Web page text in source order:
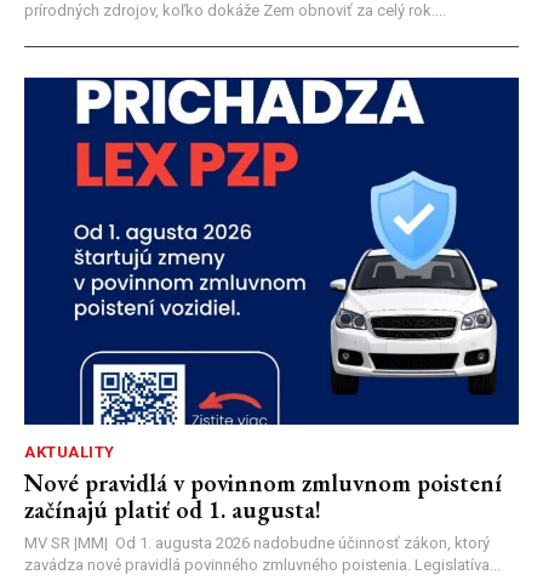
prírodných zdrojov, koľko dokáže Zem obnoviť za celý rok....
AKTUALITY
Nové pravidlá v povinnom zmluvnom poistení
začínajú platiť od 1. augusta!
MV SR |MM| Od 1. augusta 2026 nadobudne účinnosť zákon, ktorý
zavádza nové pravidlá povinného zmluvného poistenia. Legislatíva...